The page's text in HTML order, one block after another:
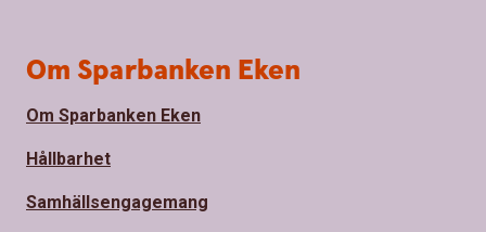
Om Sparbanken Eken
Om Sparbanken Eken
Hållbarhet
Samhällsengagemang